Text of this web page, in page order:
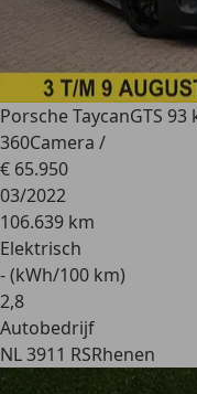
Porsche TaycanGTS
360Camera /
€ 65.950
03/2022
106.639 km
Elektrisch
- (kWh/100 km)
2,8
Autobedrijf
NL 3911 RSRhenen